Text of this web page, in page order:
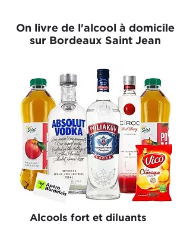
On livre de l'alcool à domicile
sur Bordeaux Saint Jean
Alcools fort et diluants